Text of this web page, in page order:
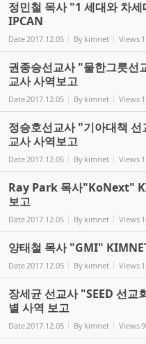
정민철 목사 "1 세대와 차
IPCAN
Date 2017.12.05 By kimnet Views
권종승선교사 "물한그릇
교사 사역보고
Date 2017.12.05 By kimnet Views
정승호선교사 "기아대책
교사 사역보고
Date 2017.12.05 By kimnet Views
Ray Park 목사"KoNext"
보고
Date 2017.12.05 By kimnet Views
양태철 목사 "GMI"
Date 2017.12.05 By kimnet Views
장세균 선교사 "SEED 선
별 사역 보고
Date 2017.12.05 By kimnet Views